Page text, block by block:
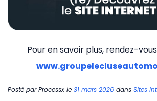
Pour en savoir plus, rendez-
Posté parProcessx le 31 mars 2026 dans Sites